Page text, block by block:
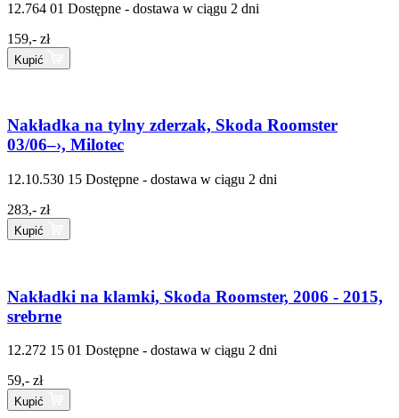
12.764 01 Dostępne - dostawa w ciągu 2 dni
159,- zł
Kupić
Nakładka na tylny zderzak, Skoda Roomster
03/06–›, Milotec
12.10.530 15 Dostępne - dostawa w ciągu 2 dni
283,- zł
Kupić
Nakładki na klamki, Skoda Roomster, 2006 - 2015,
srebrne
12.272 15 01 Dostępne - dostawa w ciągu 2 dni
59,- zł
Kupić